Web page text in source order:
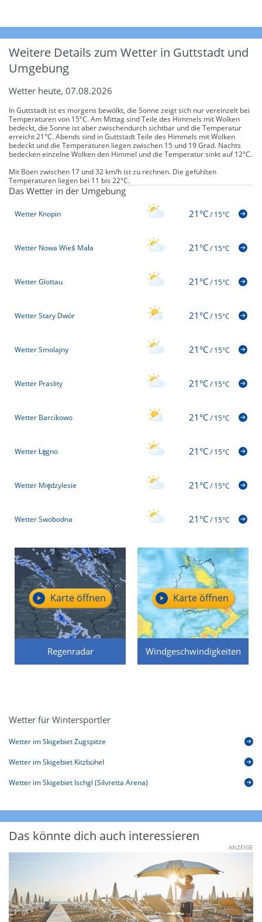
Weitere Details zum Wetter in Guttstadt und
Umgebung
Wetter heute, 07.08.2026
In Guttstadt ist es morgens bewölkt, die Sonne zeigt sich nur vereinzelt bei
Temperaturen von 15°C. Am Mittag sind Teile des Himmels mit Wolken
bedeckt, die Sonne ist aber zwischendurch sichtbar und die Temperatur
erreicht 21°C. Abends sind in Guttstadt Teile des Himmels mit Wolken
bedeckt und die Temperaturen liegen zwischen 15 und 19 Grad. Nachts
bedecken einzelne Wolken den Himmel und die Temperatur sinkt auf 12°C.
Mit Böen zwischen 17 und 32 km/h ist zu rechnen. Die gefühlten
Temperaturen liegen bei 11 bis 22°C.
Das Wetter in der Umgebung
Wetter Knopin 21°C/15°C
Wetter Nowa Wieś Mała 21°C/15°C
Wetter Glottau 21°C/15°C
Wetter Stary Dwór 21°C/15°C
Wetter Smolajny 21°C/15°C
Wetter Praslity 21°C/15°C
Wetter Barcikowo 21°C/15°C
Wetter Łęgno 21°C/15°C
Wetter Międzylesie 21°C/15°C
Wetter Swobodna 21°C/15°C
Regenradar
Karte öffnen
Windgeschwindigkeiten
Karte öffnen
Wetter für Wintersportler
Wetter im Skigebiet Zugspitze
Wetter im Skigebiet Kitzbühel
Wetter im Skigebiet Ischgl (Silvretta Arena)
Das könnte dich auch interessieren
ANZEIGE